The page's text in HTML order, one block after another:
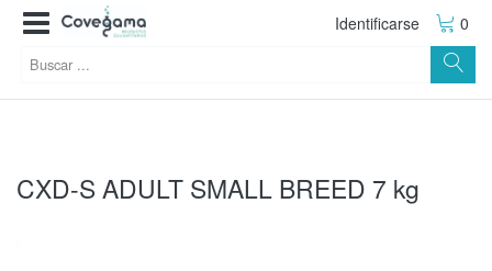
Identificarse 0
CXD-S ADULT SMALL BREED 7 kg